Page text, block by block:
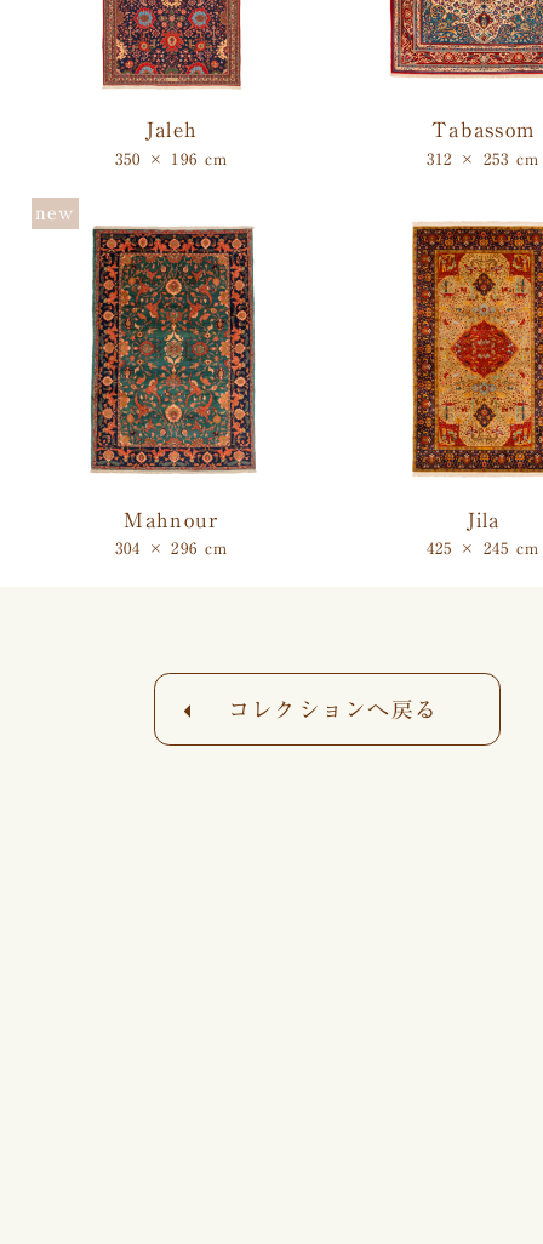
Jaleh
350 × 196 cm
Tabassom
312 × 253 cm
Mahnour
304 × 296 cm
Jila
425 × 245 cm
コレクションへ戻る